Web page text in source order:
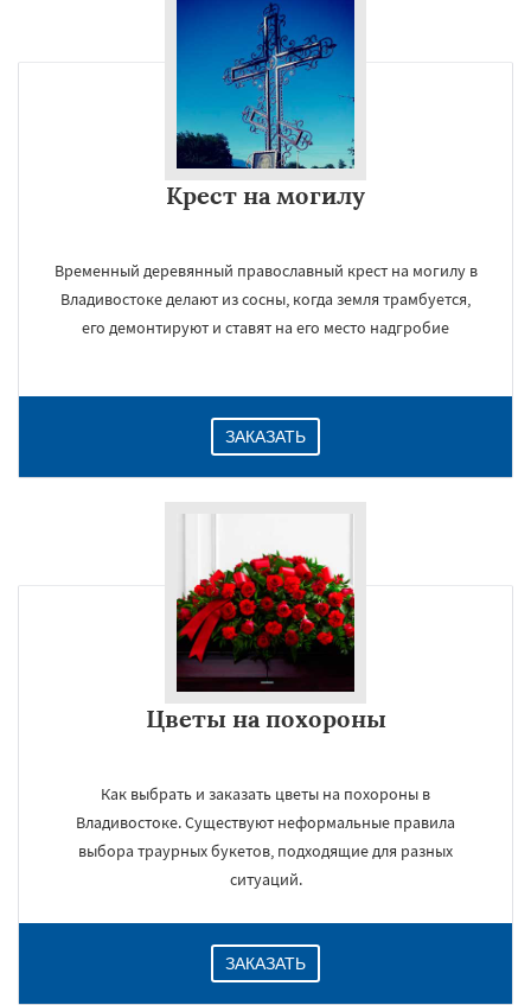
Крест на могилу
Временный деревянный православный крест на могилу в
Владивостоке делают из сосны, когда земля трамбуется,
его демонтируют и ставят на его место надгробие
ЗАКАЗАТЬ
Цветы на похороны
Как выбрать и заказать цветы на похороны в
Владивостоке. Существуют неформальные правила
выбора траурных букетов, подходящие для разных
ситуаций.
ЗАКАЗАТЬ